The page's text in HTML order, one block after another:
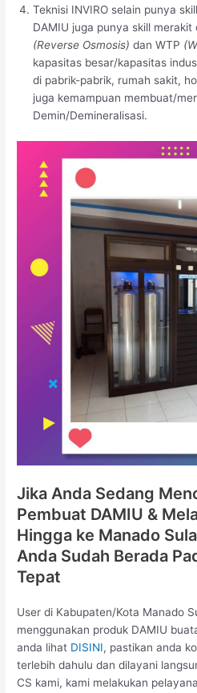
Teknisi INVIRO selain punya
DAMIU juga punya skill merakit
(Reverse Osmosis) dan WTP
kapasitas besar/kapasitas
di pabrik-pabrik, rumah sakit,
juga kemampuan membuat/
Demin/Demineralisasi.
Jika Anda Sedang
Pembuat DAMIU &
Hingga ke Manado
Anda Sudah Berada
Tepat
User di Kabupaten/Kota Manado
menggunakan produk DAMIU
anda lihat DISINI, pastikan anda
terlebih dahulu dan dilayani
CS kami, kami melakukan